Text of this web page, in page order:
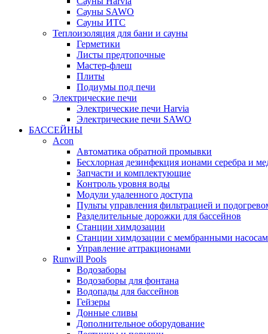
Сауны SAWO
Сауны ИТС
Теплоизоляция для бани и сауны
Герметики
Листы предтопочные
Мастер-флеш
Плиты
Подиумы под печи
Электрические печи
Электрические печи Harvia
Электрические печи SAWO
БАССЕЙНЫ
Acon
Автоматика обратной промывки
Беcхлорная дезинфекция ионами серебра и
Запчасти и комплектующие
Контроль уровня воды
Модули удаленного доступа
Пульты управления фильтрацией и
Разделительные дорожки для бассейнов
Станции химдозации
Станции химдозации с мембранными
Управление аттракционами
Runwill Pools
Водозаборы
Водозаборы для фонтана
Водопады для бассейнов
Гейзеры
Донные сливы
Дополнительное оборудование